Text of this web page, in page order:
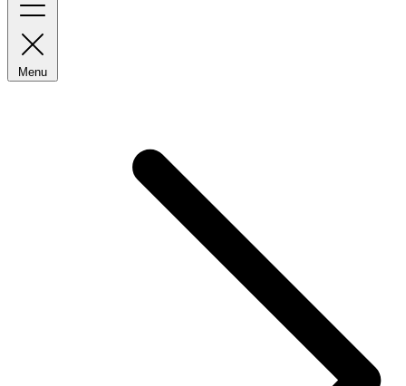
Menu